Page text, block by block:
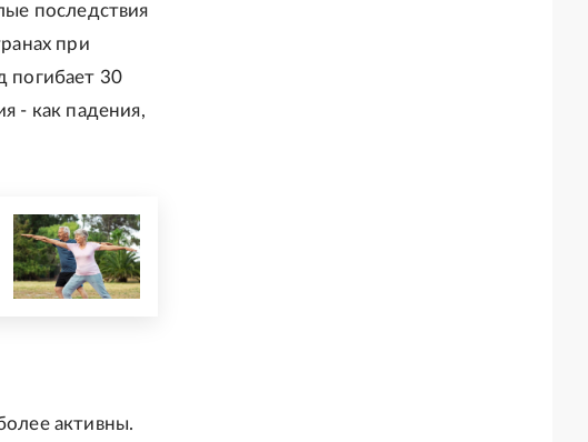
последствия
при
погибает 30
- как падения,
активны.